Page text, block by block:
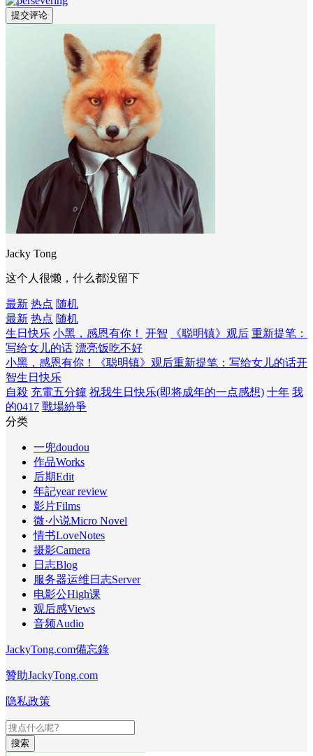
Jacky Tong
这个人很懒，什么都没留下
最新 热点 随机
最新 热点 随机
生日快乐 小黑，感恩有你！ 开智 《聪明镇》观后 重新提笔：
写给女儿的话 漂亮饭吃不好
小黑，感恩有你！
《聪明镇》观后重新提笔：写给女儿的话开
智生日快乐
自殺 充電五分鐘 祝我生日快乐(即将成年的一点感想) 十年 我
的0417 戰場紛爭
分类
一兜doudou
作品Works
后期Edit
年記year review
影片Films
微·小说Micro Novel
情书LoveNotes
摄影Camera
日志Blog
服务器运维日志Server
电影公High课
观后感Views
音频Audio
JackyTong.com備忘錄
贊助JackyTong.com
隐私政策
搜索